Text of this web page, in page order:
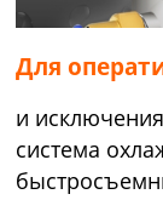
Для
и
система